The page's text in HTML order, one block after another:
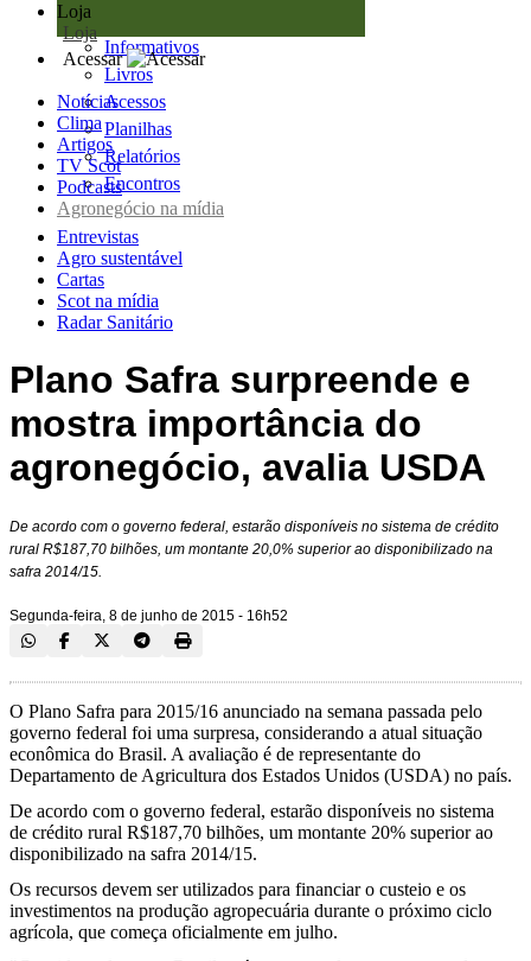
Loja
Loja
Informativos
Livros
Acessos
Planilhas
Relatórios
Encontros
Acessar
Notícias
Clima
Artigos
TV Scot
Podcasts
Agronegócio na mídia
Entrevistas
Agro sustentável
Cartas
Scot na mídia
Radar Sanitário
Plano Safra surpreende e
mostra importância do
agronegócio, avalia USDA
De acordo com o governo federal, estarão disponíveis no sistema de crédito
rural R$187,70 bilhões, um montante 20,0% superior ao disponibilizado na
safra 2014/15.
Segunda-feira, 8 de junho de 2015 - 16h52
O Plano Safra para 2015/16 anunciado na semana passada pelo
governo federal foi uma surpresa, considerando a atual situação
econômica do Brasil. A avaliação é de representante do
Departamento de Agricultura dos Estados Unidos (USDA) no país.
De acordo com o governo federal, estarão disponíveis no sistema
de crédito rural R$187,70 bilhões, um montante 20% superior ao
disponibilizado na safra 2014/15.
Os recursos devem ser utilizados para financiar o custeio e os
investimentos na produção agropecuária durante o próximo ciclo
agrícola, que começa oficialmente em julho.